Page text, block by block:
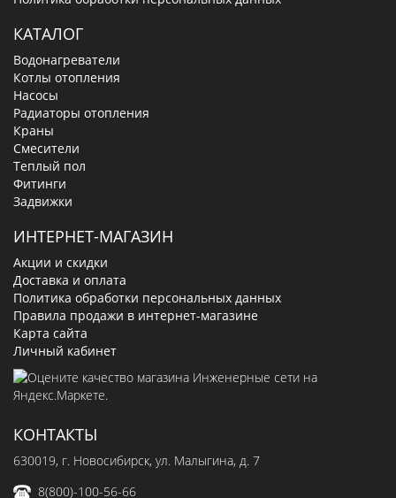
КАТАЛОГ
Водонагреватели
Котлы отопления
Насосы
Радиаторы отопления
Краны
Смесители
Теплый пол
Фитинги
Задвижки
ИНТЕРНЕТ-МАГАЗИН
Акции и скидки
Доставка и оплата
Политика обработки персональных данных
Правила продажи в интернет-магазине
Карта сайта
Личный кабинет
КОНТАКТЫ
630019, г. Новосибирск, ул. Малыгина, д. 7
8(800)-100-56-66